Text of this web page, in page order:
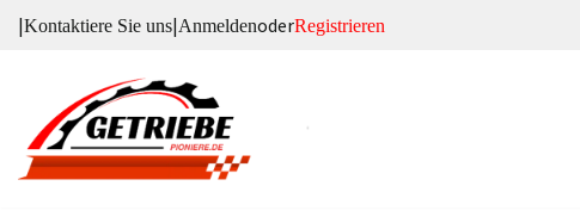
springen
|Kontaktiere Sie uns|AnmeldenoderRegistrieren